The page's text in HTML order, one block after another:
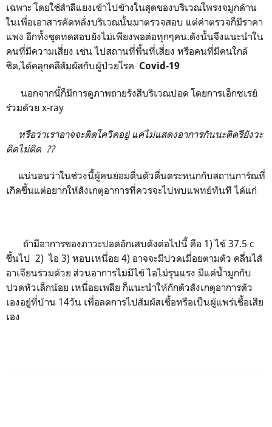
เฉพาะ โดยใช้สำลีแยงเข้าไปข้างในสุดของบริเวณโพรงจมูกด้าน
ในเพื่อเอาสารคัดหลั่งบริเวณนั้นมาตรวจสอบ แต่ค่าตรวจก็มีราคา
แพง อีกทั้งชุดทดสอบยังไม่เพียงพอต่อทุกๆคน.ดังนั้นจึงแนะนำใน
คนที่มีความเสี่ยง เช่น ไปสถานที่พื้นที่เสี่ยง หรือคนที่มีคนใกล้
ชิด,ได้คลุกคลีสัมผัสกับผู้ป่วยโรค Covid-19
นอกจากนี้ก็มีการดูภาพถ่ายรังสีบริเวณปอด โดยการเอ็กซเรย์
ร่วมด้วย x-ray
หรือว่าเราอาจจะติดโควิคอยู่ แค่ไม่แสดงอาการกันนะติดรึยังวะ
ติดไม่ติด ??
แน่นอนว่าในช่วงนี้ผู้คนย่อมตื่นตัวตื่นตระหนกกับสถานการ์ณที่
เกิดขึ้นแต่อยากให้สังเกตุอาการที่ควรจะไปพบแพทย์ทันที ได้แก่
ถ้ามีอาการของภาวะปอดอักเสบดังต่อไปนี้ คือ 1) ไข้ 37.5 c
ขึ้นไป 2) ไอ 3) หอบเหนื่อย 4) อาจจะมีปวดเมื่อยตามตัว คลื่นไส้
อาเจียนร่วมด้วย ส่วนอาการไม่มีไข้ ไอไม่รุนแรง มีแค่น้ำมูกกับ
ปวดหัวเล็กน้อย เหนื่อยเพลีย ก็แนะนำให้กักตัวสังเกตุอาการตัว
เองอยู่ที่บ้าน 14วัน เพื่อลดการไปสัมผัสเชื้อหรือเป็นผู้แพร่เชื้อเสีย
เอง